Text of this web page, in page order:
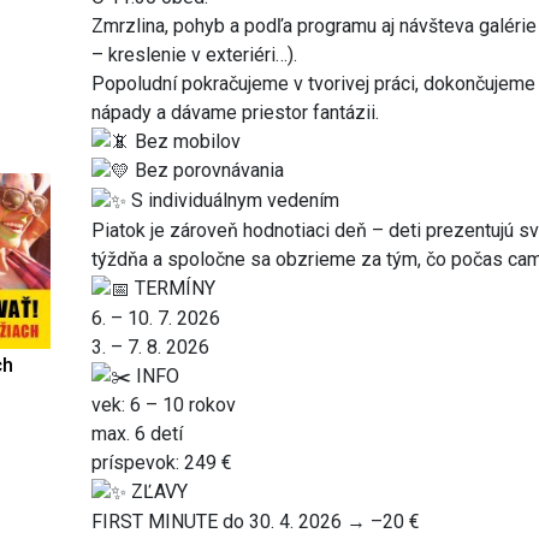
Zmrzlina, pohyb a podľa programu aj návšteva
– kreslenie v exteriéri…).
Popoludní pokračujeme v tvorivej práci,
nápady a dávame priestor fantázii.
Bez mobilov
Bez porovnávania
S individuálnym vedením
Piatok je zároveň hodnotiaci deň – deti prezentujú
týždňa a spoločne sa obzrieme za tým, čo počas
TERMÍNY
6. – 10. 7. 2026
3. – 7. 8. 2026
INFO
vek: 6 – 10 rokov
max. 6 detí
príspevok: 249 €
ZĽAVY
FIRST MINUTE do 30. 4. 2026 → –20 €